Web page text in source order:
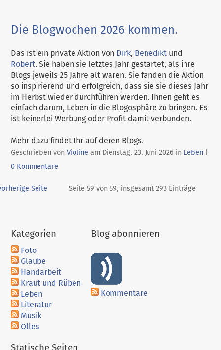
Die Blogwochen 2026 kommen.
Das ist ein private Aktion von Dirk, Benedikt und
Robert. Sie haben sie letztes Jahr gestartet, als ihre
Blogs jeweils 25 Jahre alt waren. Sie fanden die Aktion
so inspirierend und erfolgreich, dass sie sie dieses Jahr
im Herbst wieder durchführen werden. Ihnen geht es
einfach darum, Leben in die Blogosphäre zu bringen. Es
ist keinerlei Werbung oder Profit damit verbunden.
Mehr dazu findet Ihr auf deren Blogs.
Geschrieben vonVioline am Dienstag, 23. Juni 2026 in Kategorien:
Leben
0 Kommentare
Seite 59 von 59, insgesamt 293 Einträge
Seite
Kategorien
Foto
Glaube
Handarbeit
Kraut und Rüben
Leben
Literatur
Musik
Olles
Blog abonnieren
Kommentare
Statische Seiten